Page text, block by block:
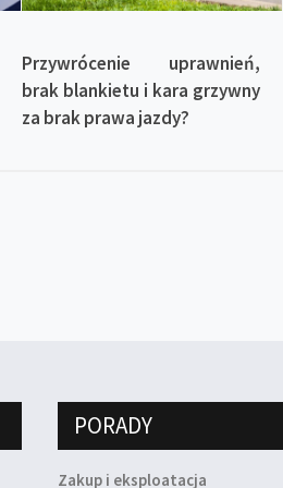
Przywrócenie uprawnień,
brak blankietu i kara grzywny
za brak prawa jazdy?
PORADY
Zakup i eksploatacja